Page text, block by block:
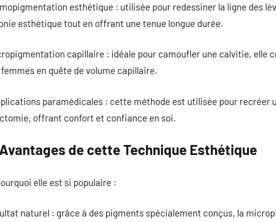
esthétique : utilisée pour redessiner la ligne des
esthétique tout en offrant une tenue longue durée.
capillaire : idéale pour camoufler une calvitie, elle
femmes en quête de volume capillaire.
paramédicales : cette méthode est utilisée pour recréer
offrant confort et confiance en soi.
de cette Technique Esthétique
elle est si populaire :
naturel : grâce à des pigments spécialement conçus, la